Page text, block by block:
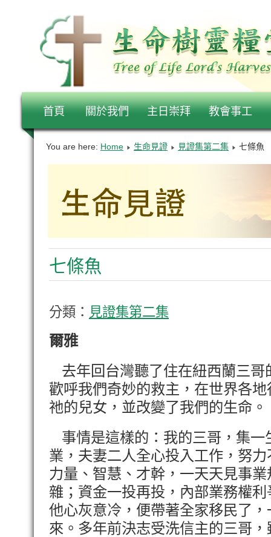
首頁 關於我們 主日崇拜 教會事工
You are here: Home 生命見證 見證集第二集 七條魚
七條魚
分類： 見證集第二集
爾雅
去年回台灣聽了住在紐西蘭三哥
歡呼我們奇妙的救主，在世界各
祂的兒女，並改變了我們的生命。
事情是這樣的：我的三哥，集一
業，夫妻二人全心投入工作，努
力量、智慧、才幹，一天天見事
雜；資金一投再投，內部業務權
他心灰意冷，便帶著全家移民了
來。多年前決志受洗信主的三哥